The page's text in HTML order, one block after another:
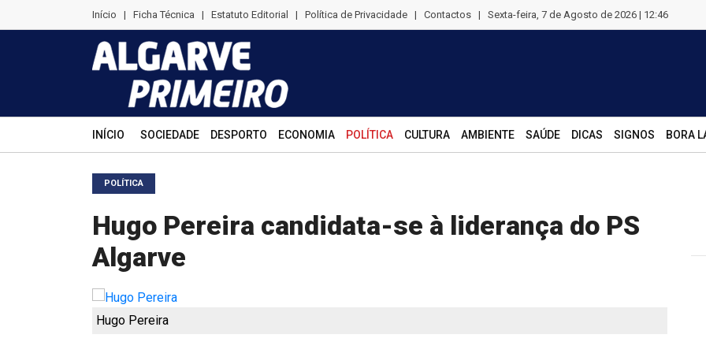
Início | Ficha Técnica | Estatuto Editorial | Política de Privacidade | Contactos | Sexta-feira, 7 de Agosto de 2026 | 12:46
INÍCIO SOCIEDADE DESPORTO ECONOMIA POLÍTICA CULTURA AMBIENTE SAÚDE DICAS SIGNOS BORA
POLÍTICA
Hugo Pereira candidata-se à liderança do PS
Algarve
Hugo Pereira